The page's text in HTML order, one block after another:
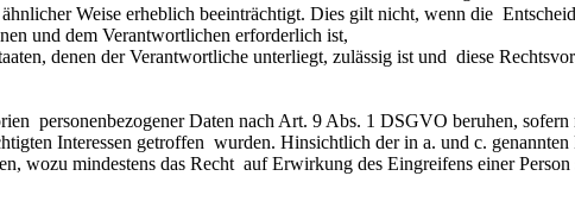
Weise erheblich beeinträchtigt. Dies gilt nicht, wenn die
und dem Verantwortlichen erforderlich ist,
denen der Verantwortliche unterliegt, zulässig ist und  diese
personenbezogener Daten nach Art. 9 Abs. 1 DSGVO beruhen,
Interessen getroffen  wurden. Hinsichtlich der in a. und c.
wozu mindestens das Recht  auf Erwirkung des Eingreifens einer